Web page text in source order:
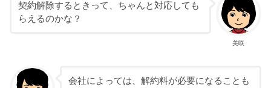
美咲
契約解除するときって、ちゃんと対応しても
らえるのかな？
会社によっては、解約料が必要になることも